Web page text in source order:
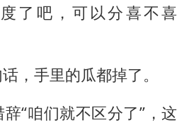
了吧，可以分喜不喜
，手里的瓜都掉了。
“咱们就不区分了”，这